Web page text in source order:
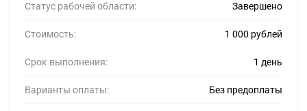
Статус рабочей области: Завершено
Стоимость: 1 000 рублей
Срок выполнения: 1 день
Варианты оплаты: Без предоплаты